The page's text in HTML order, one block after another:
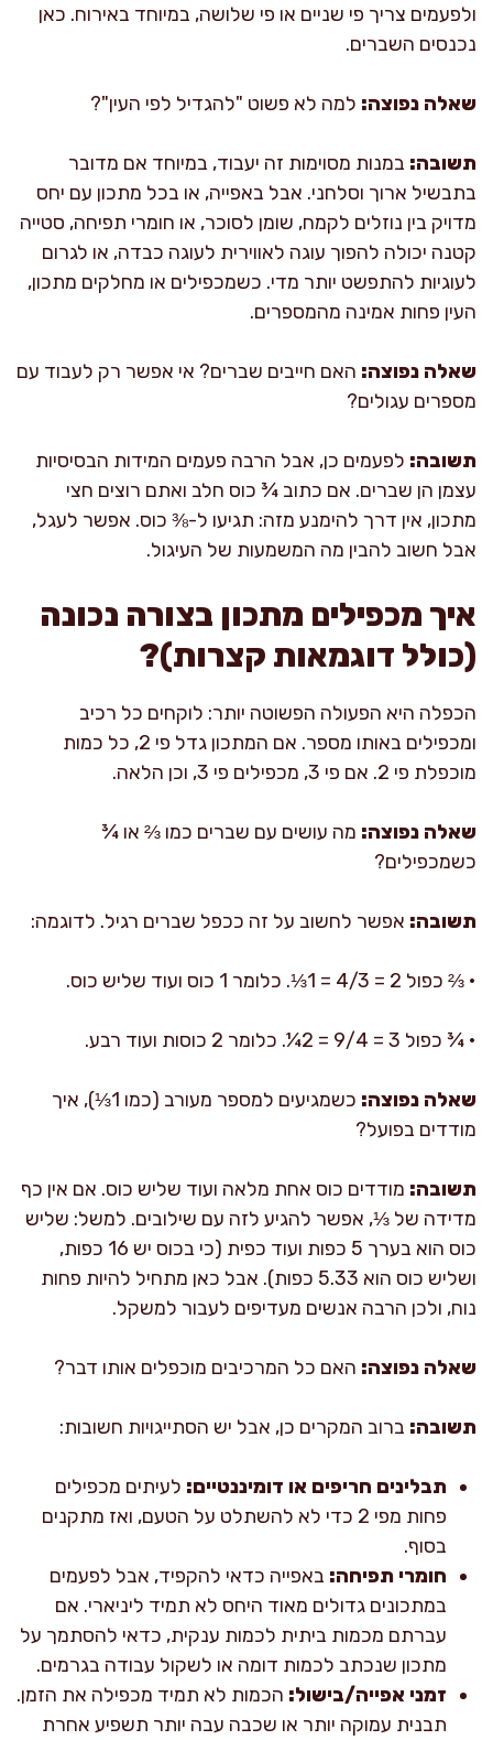
ולפעמים צריך פי שניים או פי שלושה, במיוחד באירוח. כאן
נכנסים השברים.
שאלה נפוצה: למה לא פשוט "להגדיל לפי העין"?
תשובה: במנות מסוימות זה יעבוד, במיוחד אם מדובר
בתבשיל ארוך וסלחני. אבל באפייה, או בכל מתכון עם יחס
מדויק בין נוזלים לקמח, שומן לסוכר, או חומרי תפיחה, סטייה
קטנה יכולה להפוך עוגה לאווירית לעוגה כבדה, או לגרום
לעוגיות להתפשט יותר מדי. כשמכפילים או מחלקים מתכון,
העין פחות אמינה מהמספרים.
שאלה נפוצה: האם חייבים שברים? אי אפשר רק לעבוד עם
מספרים עגולים?
תשובה: לפעמים כן, אבל הרבה פעמים המידות הבסיסיות
עצמן הן שברים. אם כתוב ¾ כוס חלב ואתם רוצים חצי
מתכון, אין דרך להימנע מזה: תגיעו ל-⅜ כוס. אפשר לעגל,
אבל חשוב להבין מה המשמעות של העיגול.
איך מכפילים מתכון בצורה נכונה
(כולל דוגמאות קצרות)?
הכפלה היא הפעולה הפשוטה יותר: לוקחים כל רכיב
ומכפילים באותו מספר. אם המתכון גדל פי 2, כל כמות
מוכפלת פי 2. אם פי 3, מכפילים פי 3, וכן הלאה.
שאלה נפוצה: מה עושים עם שברים כמו ⅔ או ¾
כשמכפילים?
תשובה: אפשר לחשוב על זה ככפל שברים רגיל. לדוגמה:
• ⅔ כפול 2 = 4/3 = 1⅓. כלומר 1 כוס ועוד שליש כוס.
• ¾ כפול 3 = 9/4 = 2¼. כלומר 2 כוסות ועוד רבע.
שאלה נפוצה:
כשמגיעים למספר מעורב (כמו 1⅓), איך
מודדים בפועל?
תשובה: מודדים כוס אחת מלאה ועוד שליש כוס. אם אין כף
מדידה של ⅓, אפשר להגיע לזה עם שילובים. למשל: שליש
כוס הוא בערך 5 כפות ועוד כפית (כי בכוס יש 16 כפות,
ושליש כוס הוא 5.33 כפות). אבל כאן מתחיל להיות פחות
נוח, ולכן הרבה אנשים מעדיפים לעבור למשקל.
שאלה נפוצה: האם כל המרכיבים מוכפלים אותו דבר?
תשובה: ברוב המקרים כן, אבל יש הסתייגויות חשובות:
תבלינים חריפים או דומיננטיים: לעיתים מכפילים
פחות מפי 2 כדי לא להשתלט על הטעם, ואז מתקנים
בסוף.
חומרי תפיחה: באפייה כדאי להקפיד, אבל לפעמים
במתכונים גדולים מאוד היחס לא תמיד ליניארי. אם
עברתם מכמות ביתית לכמות ענקית, כדאי להסתמך על
מתכון שנכתב לכמות דומה או לשקול עבודה בגרמים.
זמני אפייה/בישול: הכמות לא תמיד מכפילה את הזמן.
תבנית עמוקה יותר או שכבה עבה יותר תשפיע אחרת